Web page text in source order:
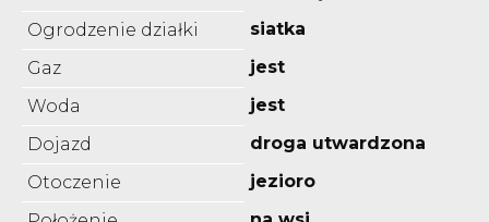
Ogrodzenie działki
siatka
Gaz
jest
Woda
jest
Dojazd
droga utwardzona
Otoczenie
jezioro